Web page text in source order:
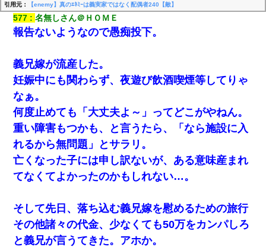
引用元： 【enemy】真のｴﾈﾐｰは義実家ではなく配偶者240【敵】
577 名無しさん＠ＨＯＭＥ
報告ないようなので愚痴投下。
義兄嫁が流産した。
妊娠中にも関わらず、夜遊び飲酒喫煙等してりゃ
なぁ。
何度止めても「大丈夫よ～」ってどこがやねん。
重い障害もつかも、と言うたら、「なら施設に入
れるから無問題」とサラリ。
亡くなった子には申し訳ないが、ある意味産まれ
てなくてよかったのかもしれない…。
そして先日、落ち込む義兄嫁を慰めるための旅行
その他諸々の代金、少なくても50万をカンパしろ
と義兄が言うてきた。アホか。